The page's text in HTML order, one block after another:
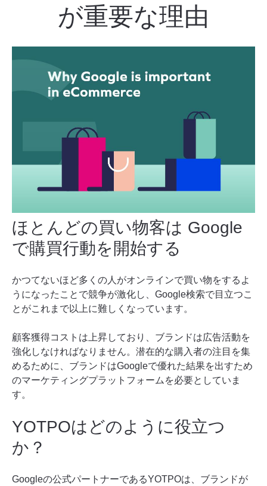
が重要な理由
ほとんどの買い物客は Google
で購買行動を開始する
かつてないほど多くの人がオンラインで買い物をするよ
うになったことで競争が激化し、Google検索で目立つこ
とがこれまで以上に難しくなっています。
顧客獲得コストは上昇しており、ブランドは広告活動を
強化しなければなりません。潜在的な購入者の注目を集
めるために、ブランドはGoogleで優れた結果を出すため
のマーケティングプラットフォームを必要としていま
す。
YOTPOはどのように役立つ
か？
Googleの公式パートナーであるYOTPOは、ブランドが